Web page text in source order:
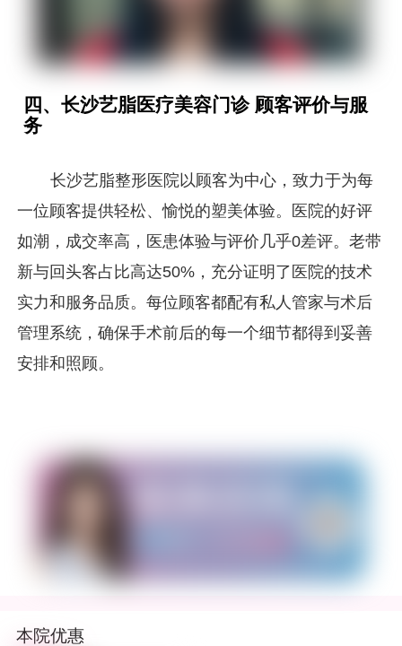
四、长沙艺脂医疗美容门诊 顾客评价与服
务
长沙艺脂整形医院以顾客为中心，致力于为每
一位顾客提供轻松、愉悦的塑美体验。医院的好评
如潮，成交率高，医患体验与评价几乎0差评。老带
新与回头客占比高达50%，充分证明了医院的技术
实力和服务品质。每位顾客都配有私人管家与术后
管理系统，确保手术前后的每一个细节都得到妥善
安排和照顾。
本院优惠